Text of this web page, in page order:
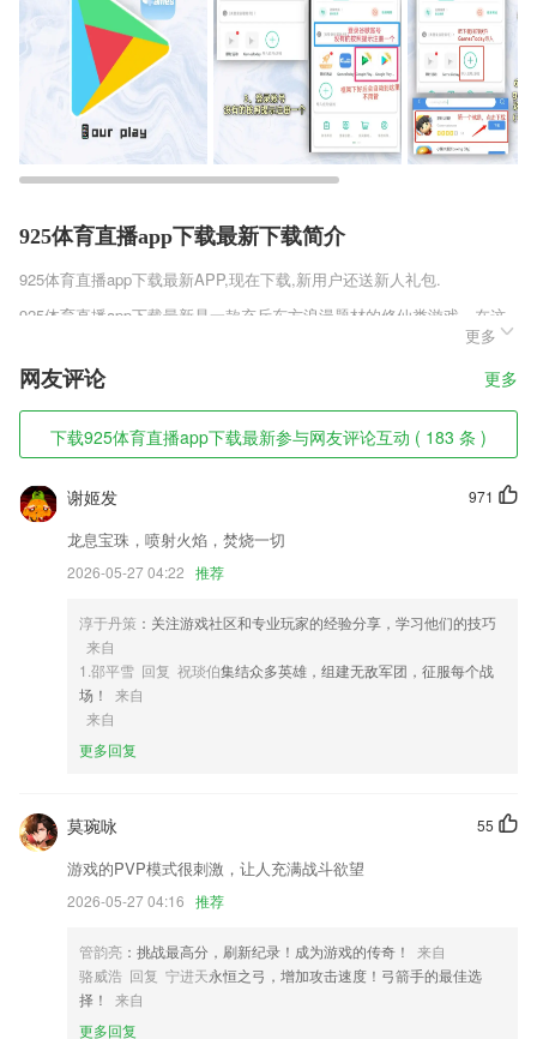
925体育直播app下载最新下载简介
925体育直播app下载最新APP,现在下载,新用户还送新人礼包.
925体育直播app下载最新是一款充斥东方浪漫题材的修仙类游戏，在这
里您可以把自己心目中对成仙的渴望表现的淋漓尽致，玩法多多，在这里
就从一个普通的弟子做起来吧!还可以体验到点石成金的快乐，挥袖间搬
山蹈海的力量时，天灾人祸将不值一提。仙讲的是超脱，修仙路上可以偶
尔驻足，可以斩妖除魔，但终极目标始终是对抗天劫，超脱长生。在这里
你可以体验到从平民百姓一路慢慢修仙成为一代霸主的奇妙感觉，更有着
丰富的炼丹，炼器玩法等你体验!一起来玩吧!
925体育直播app下载最新软件特色
1,【同城家长互动】
2,操作方便快捷，可以后台秘密录制视频以及音频的应用；
4,全程隐私保护
5,方便摘抄：采蜜集功能可轻松摘抄，写作文一点都不可怕；
6,便捷就可以让2265用户去进行排版设计，打造优质效果；
925体育直播app下载最新软件优势
防止重复背诵而浪费大量的时间
2.学习管理工具应用帮助孩子养成自主学习的好习惯
3.实力派小讲师，手把手带你学
5.看完了就可以画；
6.·有学习包附加服务，可免费在线参与服务期内一建优秀学员分享会，
给自学增加乐趣
更多
网友评论 更多
下载925体育直播app下载最新参与网友评论互动 ( 183 条 )
971
谢姬发
龙息宝珠，喷射火焰，焚烧一切
2026-05-27 04:22 推荐
淳于丹策 ：关注游戏社区和专业玩家的经验分享，学习他们的技巧
来自
1.邵平雪 回复 祝琰伯集结众多英雄，组建无敌军团，征服每个战
场！
来自
来自
更多回复
55
莫琬咏
游戏的PVP模式很刺激，让人充满战斗欲望
2026-05-27 04:16 推荐
管韵亮 ：挑战最高分，刷新纪录！成为游戏的传奇！
来自
骆威浩 回复 宁进天永恒之弓，增加攻击速度！弓箭手的最佳选
择！
来自
更多回复